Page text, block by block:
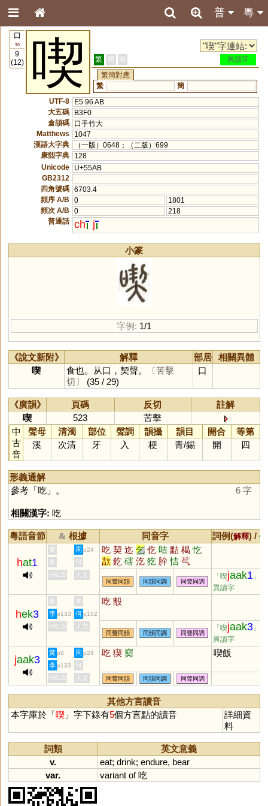
粵
普
口
30
9
(12)
喫 繁 簡 港
異讀字
繁簡對應
繁
簡
UTF-8
E5 96 AB
大五碼
B3F0
倉頡碼
口手竹大
Matthews
1047
漢語大字典
（一版）0648；（二版）699
康熙字典
128
Unicode
U+55AB
GB2312
四角號碼 6703.4
頻序 A/B
0
1801
頻次 A/B
0
218
普通話 ch j
小篆
字例: 1/1
《說文新附》 解釋 部居
相關異體
喫
食也。从口，契聲。
〔苦擊
切〕
(35 / 29)
口
《廣韻》 頁碼 反切
註解
喫
523
苦擊
中
古
音
聲母 清濁 部位 聲調 韻攝 韻目 開合
等第
溪
次清 牙 入 梗 青/錫 開 四
形義通解
參考「吃」。 6 字
相關漢字: 吃
粵語音節 & 根據 同音字 詞例(解釋) /
hat1
黃 周 p24 吃 契 迄 乞 仡 咭 黠 楬 忔
欯 釳 磍 汔 犵 肸 恄 芞
李
何
HKLS
人文
同聲同韻 同韻同調 同聲同調
「喫jaak1 」的
異讀字
hek3
黃 周 吃 毄
李 p133 何 p152
HKLS 人文
同聲同韻 同韻同調 同聲同調
「喫jaak3 」的
異讀字
jaak3
黃 p8 周 p24 吃 猰 窫 喫飯
李 p133
何
HKLS
人文 同聲同韻 同韻同調 同聲同調
其他方言讀音
本字庫於「喫」字下錄有5個方言點的讀音
詳細資
料
詞類
英文意義
v.
eat; drink; endure, bear
var.
variant of吃